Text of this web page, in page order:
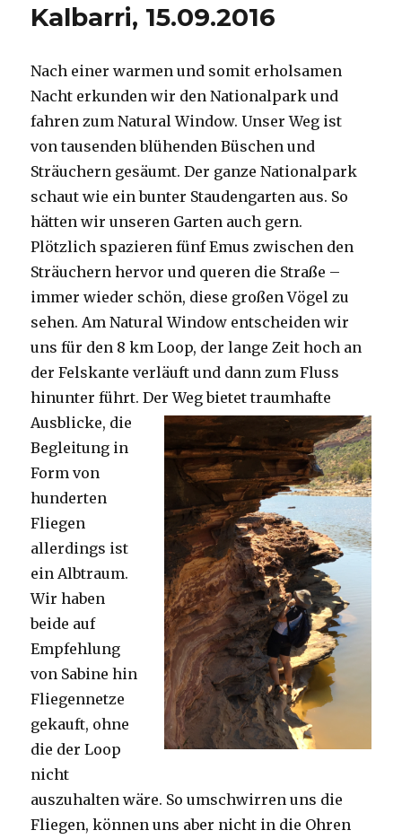
Kalbarri, 15.09.2016
Nach einer warmen und somit erholsamen
Nacht erkunden wir den Nationalpark und
fahren zum Natural Window. Unser Weg ist
von tausenden blühenden Büschen und
Sträuchern gesäumt. Der ganze Nationalpark
schaut wie ein bunter Staudengarten aus. So
hätten wir unseren Garten auch gern.
Plötzlich spazieren fünf Emus zwischen den
Sträuchern hervor und queren die Straße –
immer wieder schön, diese großen Vögel zu
sehen. Am Natural Window entscheiden wir
uns für den 8 km Loop, der lange Zeit hoch an
der Felskante verläuft und dann zum Fluss
hinunter führt. Der Weg bietet traumhafte
Ausblicke, die
Begleitung in
Form von
hunderten
Fliegen
allerdings ist
ein Albtraum.
Wir haben
beide auf
Empfehlung
von Sabine hin
Fliegennetze
gekauft, ohne
die der Loop
nicht
auszuhalten wäre. So umschwirren uns die
Fliegen, können uns aber nicht in die Ohren